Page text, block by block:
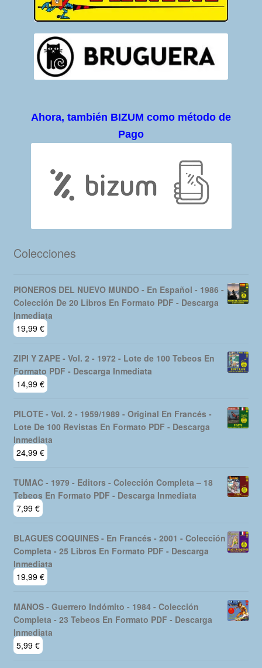
Ahora, también BIZUM como método de
Pago
Colecciones
PIONEROS DEL NUEVO MUNDO - En Español - 1986 -
Colección De 20 Libros En Formato PDF - Descarga
Inmediata
19,99 €
ZIPI Y ZAPE - Vol. 2 - 1972 - Lote de 100 Tebeos En
Formato PDF - Descarga Inmediata
14,99 €
PILOTE - Vol. 2 - 1959/1989 - Original En Francés -
Lote De 100 Revistas En Formato PDF - Descarga
Inmediata
24,99 €
TUMAC - 1979 - Editors - Colección Completa – 18
Tebeos En Formato PDF - Descarga Inmediata
7,99 €
BLAGUES COQUINES - En Francés - 2001 - Colección
Completa - 25 Libros En Formato PDF - Descarga
Inmediata
19,99 €
MANOS - Guerrero Indómito - 1984 - Colección
Completa - 23 Tebeos En Formato PDF - Descarga
Inmediata
5,99 €